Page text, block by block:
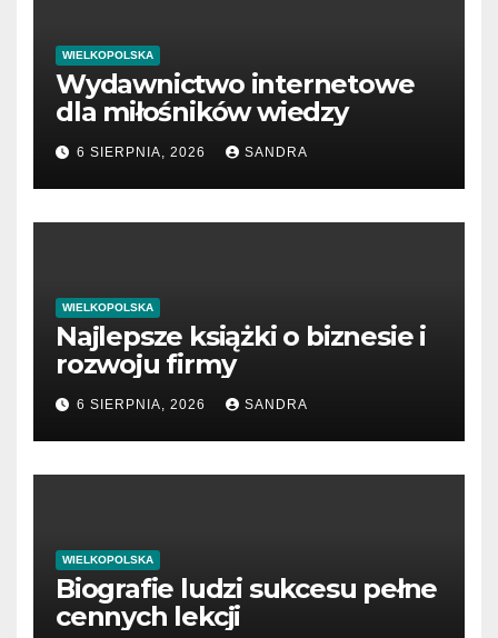
WIELKOPOLSKA
Wydawnictwo internetowe
dla miłośników wiedzy
6 SIERPNIA, 2026 SANDRA
WIELKOPOLSKA
Najlepsze książki o biznesie i
rozwoju firmy
6 SIERPNIA, 2026 SANDRA
WIELKOPOLSKA
Biografie ludzi sukcesu pełne
cennych lekcji